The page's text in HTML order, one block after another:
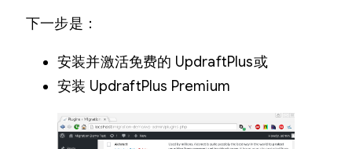
下一步是：
安装并激活免费的 UpdraftPlus或
安装 UpdraftPlus Premium